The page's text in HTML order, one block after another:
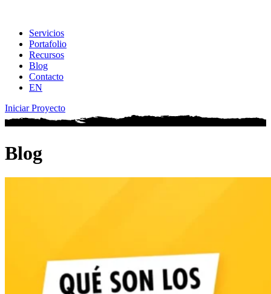
Servicios
Portafolio
Recursos
Blog
Contacto
EN
Iniciar Proyecto
Blog